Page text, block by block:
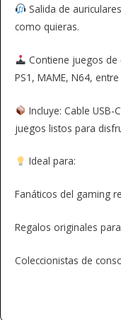
Salida de
como quieras.
Contiene juegos de
PS1, MAME, N64,
Incluye: Cable
juegos listos para
Ideal para:
Fanáticos del gaming
Regalos originales
Coleccionistas de